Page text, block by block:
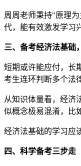
周周老师秉持"原理
代，能有效激发学习
三、备考经济法基础
短期或许能应付，长
考生连环判断多个法
从知识体量看，经济
似概念极易混淆，比
经济法基础的学习应
四、科学备考三步走